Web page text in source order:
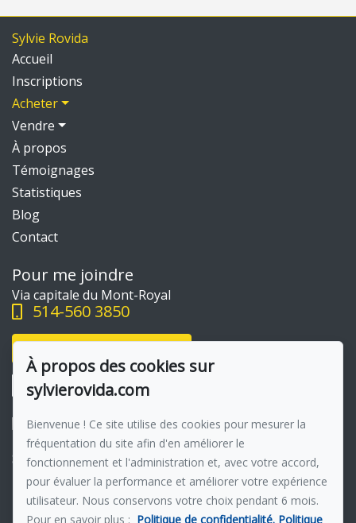
Sylvie Rovida
Accueil
Inscriptions
Acheter
Vendre
À propos
Témoignages
Statistiques
Blog
Contact
Pour me joindre
Via capitale du Mont-Royal
514-560 3850
Suivez-moi sur Facebook !
Membre du réseau :Via Capitale
À propos des cookies sur
sylvierovida.com
Bienvenue ! Ce site utilise des cookies pour mesurer la
fréquentation du site afin d'en améliorer le
fonctionnement et l'administration et, avec votre accord,
pour évaluer la performance et améliorer votre expérience
utilisateur. Nous conservons votre choix pendant 6 mois.
Pour en savoir plus : Politique de confidentialité. Politique